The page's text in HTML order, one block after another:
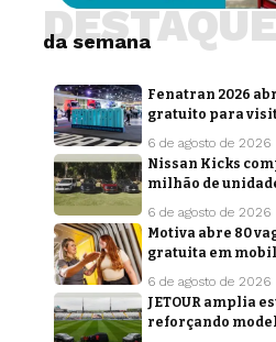
da semana
Fenatran 2026
gratuito para
6 de agosto de 2026
Nissan Kicks
milhão de
6 de agosto de 2026
Motiva abre 80
gratuita em
6 de agosto de 2026
JETOUR amplia
reforçando